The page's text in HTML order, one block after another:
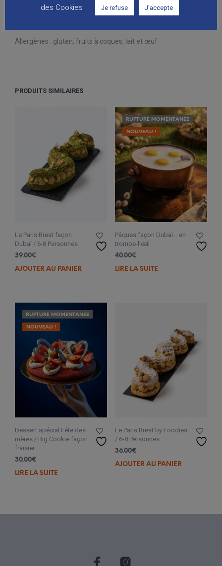
Biscuit brownie fondant, praliné cacahuète croustillant,
caramel au beurre salé et cacahuètes grillées, crémeux
Allergènes : gluten, fruits à coques, lait et œuf
PRODUITS SIMILAIRES
Le Paris Brest façon
Dubaï / 6-8 Personnes
39.00€
AJOUTER AU PANIER
RUPTURE MOMENTANÉE
NOUVEAU !
Pâques façon Dubaï… en
trompe-l’œil
40.00€
LIRE LA SUITE
RUPTURE MOMENTANÉE
NOUVEAU !
Dessert spécial Fête des
mères / Big Cookie façon
fraisier
30.00€
LIRE LA SUITE
Le Paris Brest by Foodies
/ 6-8 Personnes
36.00€
AJOUTER AU PANIER
des Cookies
Je refuse J'accepte